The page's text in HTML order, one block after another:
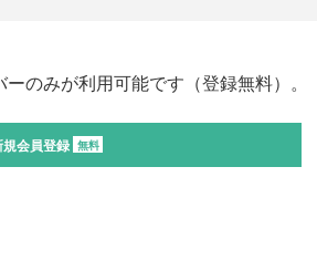
のみが利用可能です（登録無料）。
規会員登録 無料